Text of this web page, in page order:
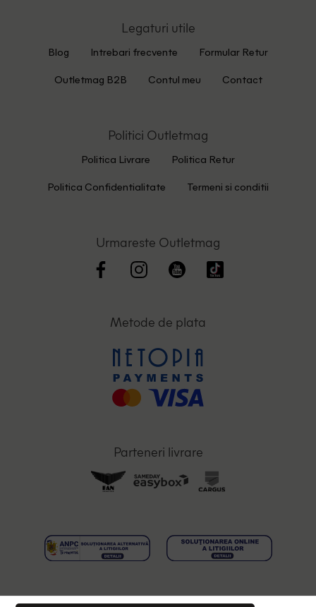
Legaturi utile
Blog Intrebari frecvente Formular Retur
Outletmag B2B Contul meu Contact
Politici Outletmag
Politica Livrare Politica Retur
Politica Confidentialitate Termeni si conditii
Urmareste Outletmag
Metode de plata
Parteneri livrare